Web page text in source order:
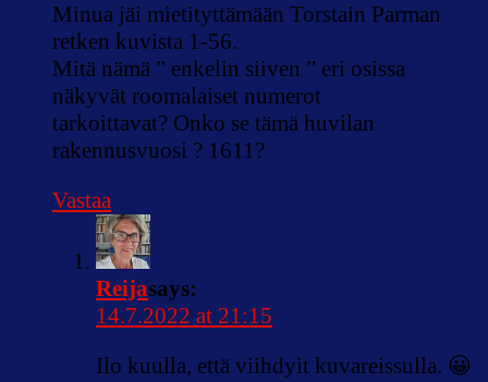
Minua jäi mietityttämään Torstain Parman
retken kuvista 1-56.
Mitä nämä ” enkelin siiven ” eri osissa
näkyvät roomalaiset numerot
tarkoittavat? Onko se tämä huvilan
rakennusvuosi ? 1611?
Vastaa
Reijasays:
14.7.2022 at 21:15
Ilo kuulla, että viihdyit kuvareissulla. 😀